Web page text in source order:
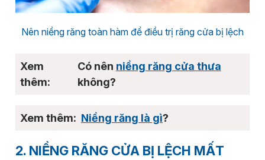
Nên niềng răng toàn hàm để điều trị răng cửa bị lệch
Có nên niềng răng cửa thưa
không?
Niềng răng là gì?
2. NIỀNG RĂNG CỬA BỊ LỆCH MẤT